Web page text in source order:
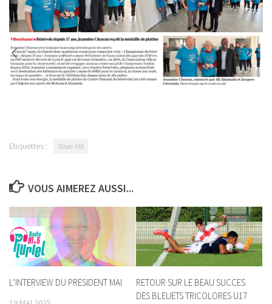
Étiquettes : Silver XIII
VOUS AIMEREZ AUSSI...
L’INTERVIEW DU PRESIDENT MAI
RETOUR SUR LE BEAU SUCCES
DES BLEUETS TRICOLORES U17